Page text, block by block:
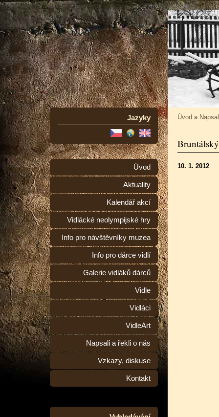
Jazyky
Úvod
Aktuality
Kalendář akcí
Vidlácké neolympijské hry
Info pro návštěvníky muzea
Info pro dárce vidlí
Galerie vidláků dárců
Vidle
Vidláci
VidleArt
Napsali a řekli o nás
Vzkazy, diskuse
Kontakt
Úvod »
10. 1. 2012